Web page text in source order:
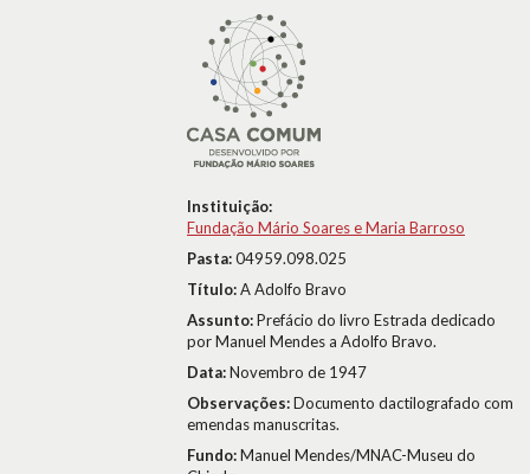
Instituição:
Fundação Mário Soares e Maria Barroso
Pasta:04959.098.025
Título:A Adolfo Bravo
Assunto:Prefácio do livro Estrada dedicado
por Manuel Mendes a Adolfo Bravo.
Data:Novembro de 1947
Observações:Documento dactilografado com
emendas manuscritas.
Fundo:Manuel Mendes/MNAC-Museu do